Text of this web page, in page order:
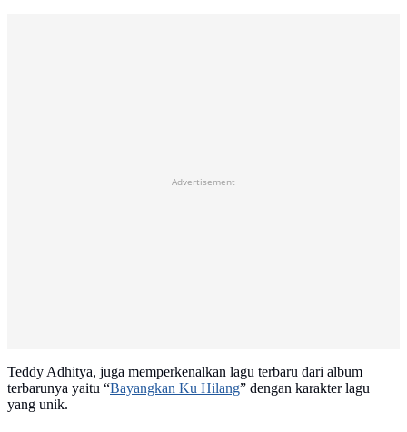
Advertisement
Teddy Adhitya, juga memperkenalkan lagu terbaru dari album
terbarunya yaitu “Bayangkan Ku Hilang” dengan karakter lagu
yang unik.